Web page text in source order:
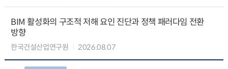
BIM 활성화의 구조적 저해 요인 진단과 정책 패러다임 전환
방향
한국건설산업연구원 2026.08.07